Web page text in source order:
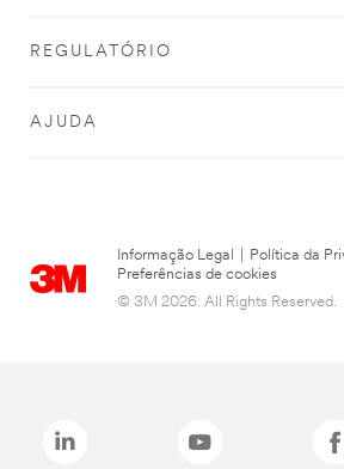
REGULATÓRIO
AJUDA
Informação Legal Política da
Preferências de cookies
© 3M 2026. All Rights Reserved.